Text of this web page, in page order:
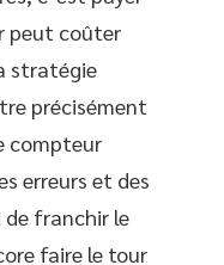
peut coûter
stratégie
précisément
compteur
erreurs et des
de franchir le
faire le tour